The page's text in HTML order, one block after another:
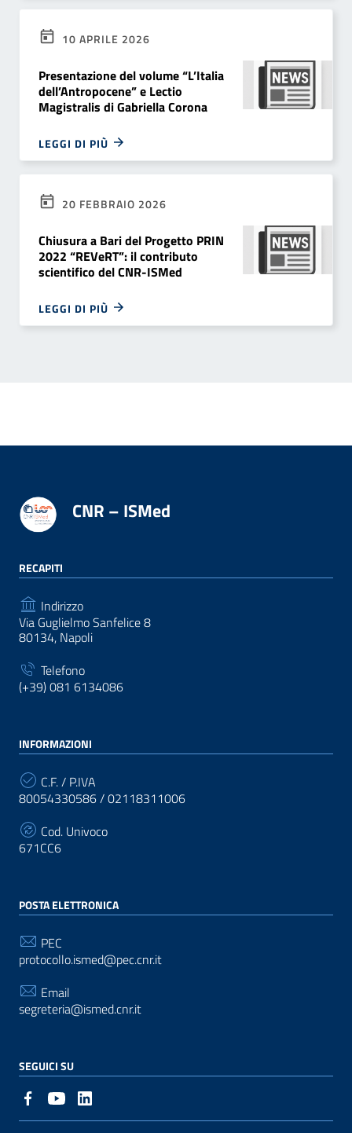
10 APRILE 2026
Presentazione del volume “L’Italia
dell’Antropocene” e Lectio
Magistralis di Gabriella Corona
LEGGI DI PIÙ
20 FEBBRAIO 2026
Chiusura a Bari del Progetto PRIN
2022 “REVeRT”: il contributo
scientifico del CNR-ISMed
LEGGI DI PIÙ
CNR – ISMed
RECAPITI
Indirizzo
Via Guglielmo Sanfelice 8
80134, Napoli
Telefono
(+39) 081 6134086
INFORMAZIONI
C.F. / P.IVA
80054330586 / 02118311006
Cod. Univoco
671CC6
POSTA ELETTRONICA
PEC
protocollo.ismed@pec.cnr.it
Email
segreteria@ismed.cnr.it
SEGUICI SU